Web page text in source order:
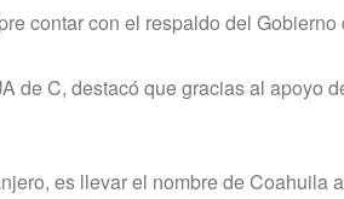
contar con el respaldo del Gobierno
de C, destacó que gracias al apoyo
es llevar el nombre de Coahuila